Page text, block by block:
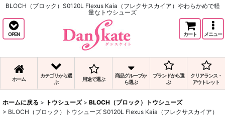
BLOCH（ブロック）S0120L Flexus Kaia（フレクサスカイア）やわらかめで軽
量なトウシューズ
OPEN カート メニュー
ホーム
カテゴリから選
ぶ
用途で選ぶ
商品グループか
ら選ぶ
ブランドから選
ぶ
クリアランス・
アウトレット
ホームに戻る > トウシューズ > BLOCH（ブロック）トウシューズ
> BLOCH（ブロック）トウシューズ S0120L Flexus Kaia（フレクサスカイア）